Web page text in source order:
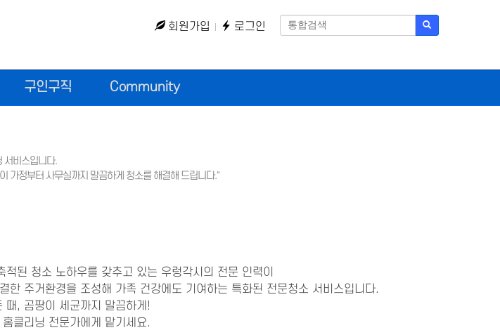
회원가입 로그인
구인구직 Community
서비스입니다.
가정부터 사무실까지 말끔하게 청소를 해결해 드립니다."
된 청소 노하우를 갖추고 있는 우렁각시의 전문 인력이
한 주거환경을 조성해 가족 건강에도 기여하는 특화된 전문청소 서비스입니다.
때, 곰팡이 세균까지 말끔하게!
클리닝 전문가에게 맡기세요.